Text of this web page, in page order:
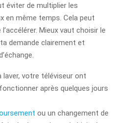
éviter de multiplier les
en même temps. Cela peut
Mieux vaut choisir le
demande clairement et
laver, votre téléviseur ont
après quelques jours
ou un changement de